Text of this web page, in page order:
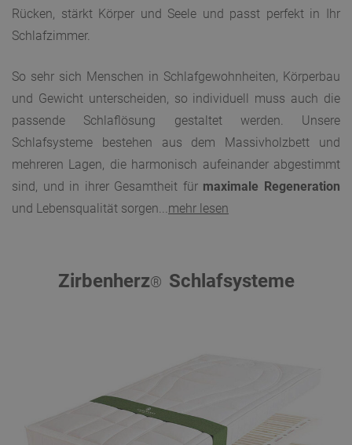
Rücken, stärkt Körper und Seele und passt perfekt in Ihr
Schlafzimmer.
So sehr sich Menschen in Schlafgewohnheiten, Körperbau
und Gewicht unterscheiden, so individuell muss auch die
passende Schlaflösung gestaltet werden. Unsere
Schlafsysteme bestehen aus dem Massivholzbett und
mehreren Lagen, die harmonisch aufeinander abgestimmt
sind, und in ihrer Gesamtheit für maximale Regeneration
und Lebensqualität sorgen...mehr lesen
Zirbenherz® Schlafsysteme